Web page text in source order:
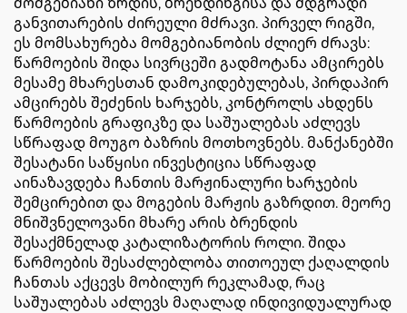
განვითარების ძირეული მძრავი. პირველ რიგში,
ეს მომსახურება მომგებიანობის ძლიერ ძრავს:
წარმოების შიდა სივრცეში გადმოტანა ამცირებს
მესამე მხარესთან დამოკიდებულებას, პირდაპირ
ამცირებს შეძენის ხარჯებს, კონტროლს ახდენს
წარმოების გრაფიკზე და საშუალებას აძლევს
სწრაფად მოუგო ბაზრის მოთხოვნებს. მანქანებში
შესატანი საწყისი ინვესტიცია სწრაფად
აინაზავდება ჩანთის მარჟინალური ხარჯების
შემცირებით და მოგების მარჟის გაზრდით. მეორე
მნიშვნელოვანი მხარე არის ბრენდის
შესაქმნელად კატალიზატორის როლი. შიდა
წარმოების შესაძლებლობა თითოეულ ქაღალდის
ჩანთას აქცევს მობილურ რეკლამად, რაც
საშუალებას აძლევს მაღალად ინდივიდუალურად